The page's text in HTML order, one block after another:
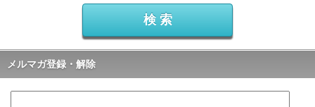
メルマガ登録・解除